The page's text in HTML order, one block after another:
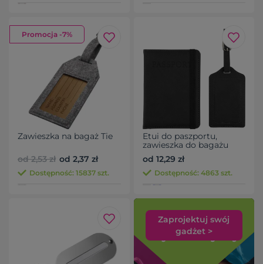
Promocja -7%
Zawieszka na bagaż Tie
od 2,53 zł od 2,37 zł
Dostępność: 15837 szt.
Etui do paszportu,
zawieszka do bagażu
od 12,29 zł
Dostępność: 4863 szt.
Zaprojektuj swój
gadżet >